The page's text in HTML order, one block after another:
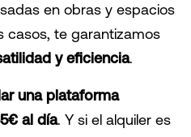
en obras y espacios
casos, te garantizamos
y eficiencia.
una plataforma
al día. Y si el alquiler es